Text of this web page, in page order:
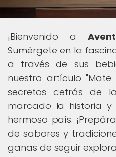
¡Bienvenido a
Sumérgete en la
a través de sus
nuestro artículo "Mate
secretos detrás de
marcado la historia
hermoso país.
de sabores y
ganas de seguir